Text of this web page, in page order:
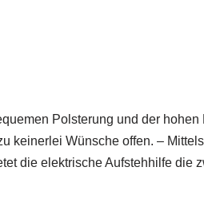
Polsterung und der
keinerlei Wünsche offen. –
die elektrische Aufstehhilfe die